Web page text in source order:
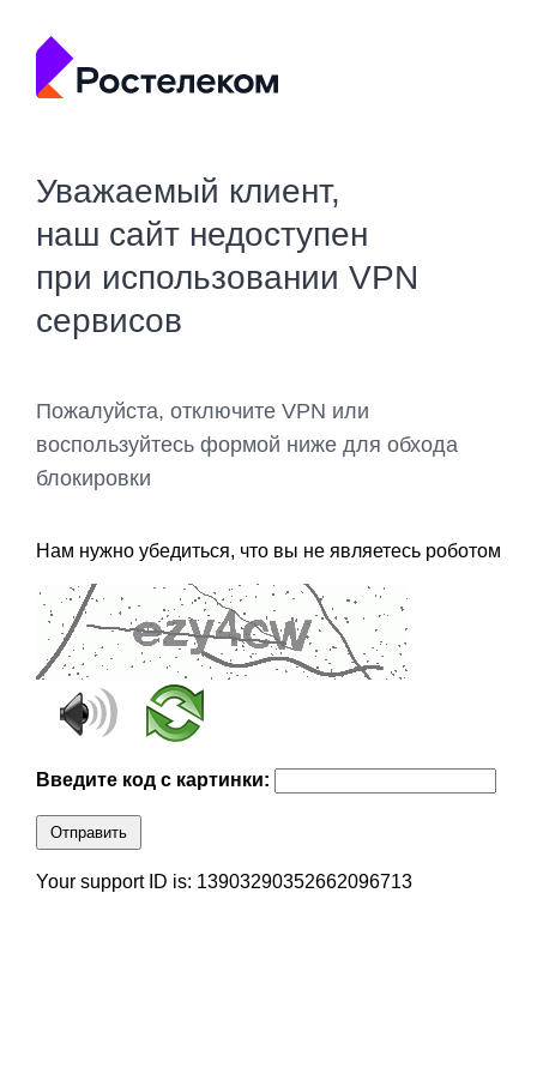
Уважаемый клиент,
наш сайт недоступен
при использовании VPN
сервисов
Пожалуйста, отключите VPN или
воспользуйтесь формой ниже для обхода
блокировки
Нам нужно убедиться, что вы не являетесь роботом
Введите код с картинки:
Отправить
Your support ID is: 13903290352662096713